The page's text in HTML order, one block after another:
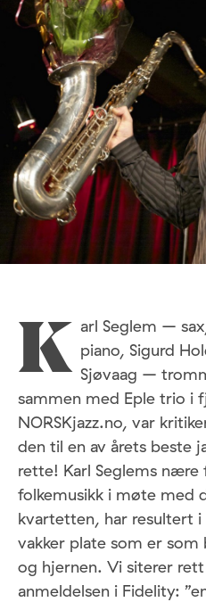
K arl Seglem –
piano, Sigurd
Sjøvaag –
sammen med Eple trio i
NORSKjazz.no, var
den til en av årets beste
rette! Karl Seglems
folkemusikk i møte med
kvartetten, har resultert i
vakker plate som er
og hjernen. Vi siterer
anmeldelsen i Fidelity: